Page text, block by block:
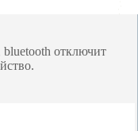
отключит